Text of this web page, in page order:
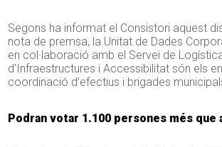
Segons ha informat el Consistori aquest
nota de premsa, la Unitat de Dades
en col·laboració amb el Servei de
d’Infraestructures i Accessibilitat són els
coordinació d’efectius i brigades
Podran votar 1.100 persones més que